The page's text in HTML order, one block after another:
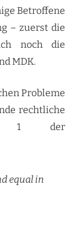
Betroffene
– zuerst die
noch die
MDK.
Probleme
rechtliche
1 der
equal in